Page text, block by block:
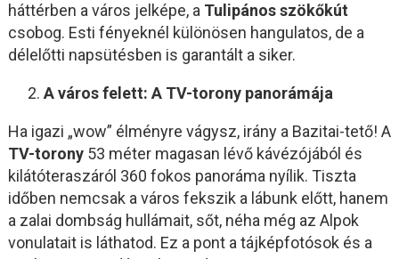
háttérben a város jelképe, a Tulipános szökőkút
csobog. Esti fényeknél különösen hangulatos, de a
délelőtti napsütésben is garantált a siker.
A város felett: A TV-torony panorámája
Ha igazi „wow” élményre vágysz, irány a Bazitai-tető! A
TV-torony53 méter magasan lévő kávézójából és
kilátóteraszáról 360 fokos panoráma nyílik. Tiszta
időben nemcsak a város fekszik a lábunk előtt, hanem
a zalai dombság hullámait, sőt, néha még az Alpok
vonulatait is láthatod. Ez a pont a tájképfotósok és a